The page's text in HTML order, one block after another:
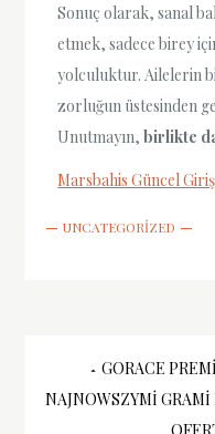
Sonuç olarak, sanal
etmek, sadece birey
yolculuktur. Ailelerin
zorluğun üstesinden
Unutmayın,birlikte
Marsbahis Güncel
UNCATEGORIZED
YazıGORACE
NAJNOWSZYMI